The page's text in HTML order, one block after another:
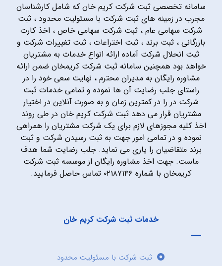
سامانه تخصصی ثبت شرکت کریم خان که شامل کارشناسان
مجرب در زمینه های ثبت شرکت با مسئولیت محدود ، ثبت
شرکت سهامی عام ، ثبت شرکت سهامی خاص ، اخذ کارت
بازرگانی ، ثبت برند ، ثبت اختراعات ، ثبت تغییرات شرکت و
ثبت انحلال شرکت آماده ارائه انواع خدمات به مشتریان
خواهد بود همچنین سامانه ثبت شرکت کریمخان ضمن ارائه
مشاوره رایگان به مدیران محترم ، نهایت سعی خود را در
راستای جلب رضایت آن ها نموده و تمامی خدمات ثبت
شرکت در را در کمترین زمان و به صورت آنلاین در اختیار
مشتریان قرار می دهد.ثبت شرکت کریم خان در طی روند
اخذ کلیه مجوزهای لازم برای یک شرکت مشتریان را همراهی
نموده و در تمامی امور جهت به ثبت رسیدن شرکت و ثبت
برند متقاضیان را یاری می نماید. جلب رضایت شما هدف
ماست. جهت اخذ مشاوره رایگان از موسسه ثبت شرکت
کریمخان با شماره ۰۲۱۸۷۱۴۶ تماس حاصل فرمایید.
خدمات ثبت شرکت کریم خان
ثبت شرکت با مسئولیت محدود